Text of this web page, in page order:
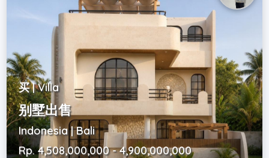
买 | Villa
别墅出售
Indonesia | Bali
Rp. 4,508,000,000 - 4,900,000,000